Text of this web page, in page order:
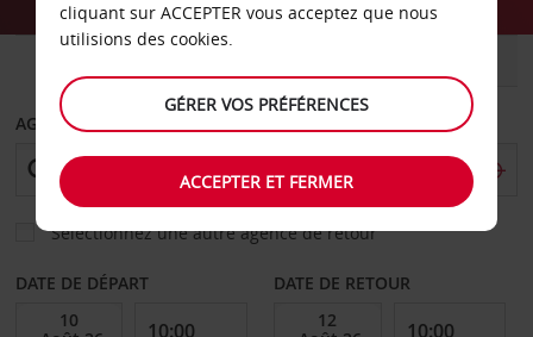
AGENCE DE DÉPART
Sélectionnez une autre agence de retour
DATE DE DÉPART DATE DE RETOUR
cliquant sur ACCEPTER vous acceptez que nous
utilisions des cookies.
GÉRER VOS PRÉFÉRENCES
ACCEPTER ET FERMER